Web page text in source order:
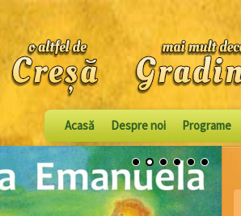
Acasă Despre noi Programe
1 2 3 4 5 6